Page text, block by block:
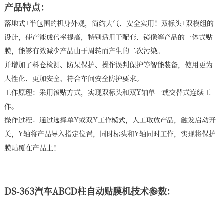
产品特点：
落地式+半包围的机身外观，简约大气、安全实用！双标头+双模组的
设计，使产能成倍率提高，特别适用于配套、镜像等产品的一体式贴
膜，能够有效减少产品由于周转而产生的二次污染。
并增加了料仓检测、防呆保护、操作误判保护等智能装备，使用更为
人性化、更加安全、符合车间安全防护要求。
工作原理：采用滚贴方式，实现双标头和双Y轴单一或交替式连续工
作。
操作过程：通过选择单Y或双Y工作模式，人工取放产品，触发启动开
关，Y轴将产品导入指定位置，同时标头和Y轴同时工作，实现将保护
膜贴覆在产品上！
DS-363汽车ABCD柱自动贴膜机技术参数：